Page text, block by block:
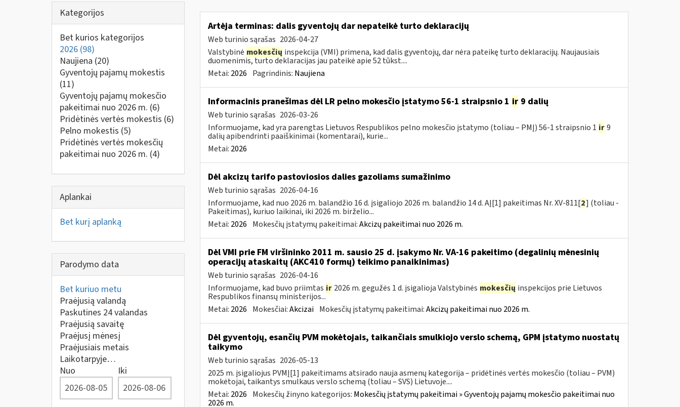
Kategorijos
Bet kurios kategorijos
2026 (98)
Naujiena (20)
Gyventojų pajamų mokestis
(11)
Gyventojų pajamų mokesčio
pakeitimai nuo 2026 m. (6)
Pridėtinės vertės mokestis (6)
Pelno mokestis (5)
Pridėtinės vertės mokesčių
pakeitimai nuo 2026 m. (4)
Aplankai
Bet kurį aplanką
Parodymo data
Bet kuriuo metu
Praėjusią valandą
Paskutines 24 valandas
Praėjusią savaitę
Praėjusį mėnesį
Praėjusiais metais
Laikotarpyje…
Nuo
Iki
Artėja terminas: dalis gyventojų dar nepateikė turto deklaracijų
Web turinio sąrašas 2026-04-27
Valstybinė mokesčių inspekcija (VMI) primena, kad dalis gyventojų, dar nėra pateikę turto deklaracijų. Naujausiais
duomenimis, turto deklaracijas jau pateikė apie 52 tūkst....
Metai: 2026 Pagrindinis: Naujiena
Informacinis pranešimas dėl LR pelno mokesčio įstatymo 56-1 straipsnio 1 ir9 dalių
Web turinio sąrašas 2026-03-26
Informuojame, kad yra parengtas Lietuvos Respublikos pelno mokesčio įstatymo (toliau – PMĮ) 56-1 straipsnio 1 ir 9
dalių apibendrinti paaiškinimai (komentarai), kurie...
Metai: 2026
Dėl akcizų tarifo pastoviosios dalies gazoliams sumažinimo
Web turinio sąrašas 2026-04-16
Informuojame, kad nuo 2026 m. balandžio 16 d. įsigaliojo 2026 m. balandžio 14 d. AĮ[1] pakeitimas Nr. XV-811[2] (toliau -
Pakeitimas), kuriuo laikinai, iki 2026 m. birželio...
Metai: 2026 Mokesčių įstatymų pakeitimai:Akcizų pakeitimai nuo 2026 m.
Dėl VMI prie FM viršininko 2011 m. sausio 25 d. įsakymo Nr. VA-16 pakeitimo (degalinių mėnesinių
operacijų ataskaitų (AKC410 formų) teikimo panaikinimas)
Web turinio sąrašas 2026-04-16
Informuojame, kad buvo priimtas ir 2026 m. gegužės 1 d. įsigalioja Valstybinės mokesčių inspekcijos prie Lietuvos
Respublikos finansų ministerijos...
Metai: 2026 Mokesčiai:Akcizai Mokesčių įstatymų pakeitimai:Akcizų pakeitimai nuo 2026 m.
Dėl gyventojų, esančių PVM mokėtojais, taikančiais smulkiojo verslo schemą, GPM įstatymo nuostatų
taikymo
Web turinio sąrašas 2026-05-13
2025 m. įsigaliojus PVMĮ[1] pakeitimams atsirado nauja asmenų kategorija – pridėtinės vertės mokesčio (toliau – PVM)
mokėtojai, taikantys smulkaus verslo schemą (toliau – SVS) Lietuvoje....
Metai: 2026 Mokesčių žinyno kategorijos: Mokesčių įstatymų pakeitimai » Gyventojų pajamų mokesčio pakeitimai nuo
2026 m.